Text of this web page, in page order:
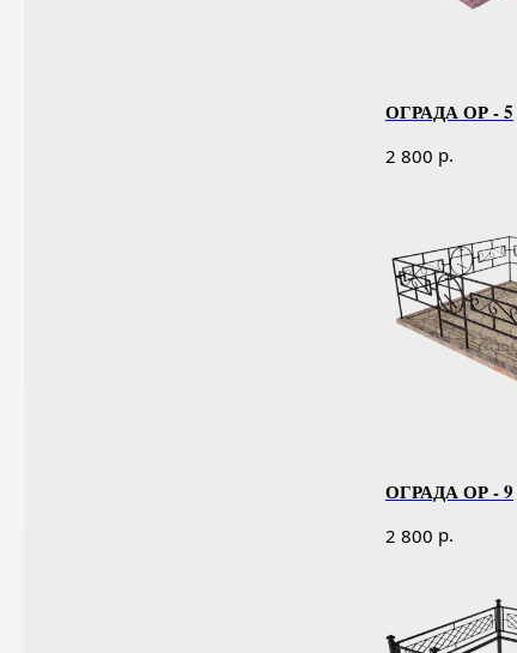
ОГРАДА ОР - 5
2 800 р.
ОГРАДА ОР - 9
2 800 р.